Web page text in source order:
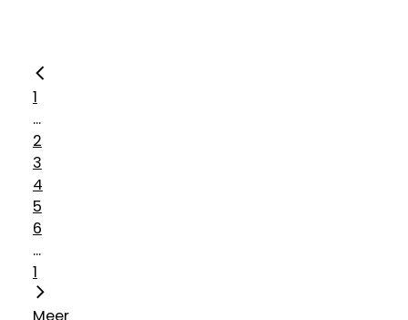
1
...
2
3
4
5
6
...
1